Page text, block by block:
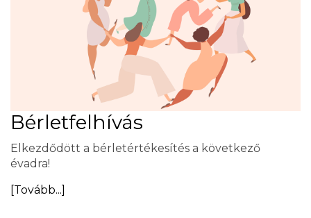
Bérletfelhívás
Elkezdődött a bérletértékesítés a következő
évadra!
[Tovább...]